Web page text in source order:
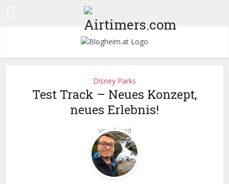
Disney Parks
Test Track – Neues Konzept,
neues Erlebnis!
vonDavid